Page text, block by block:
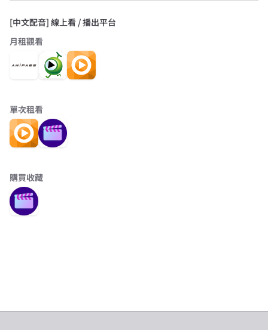
[中文配音] 線上看 / 播出平台
月租觀看
單次租看
購買收藏